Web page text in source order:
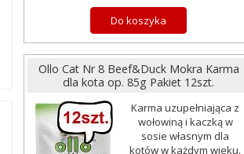
Do koszyka
Ollo Cat Nr 8 Beef&Duck Mokra Karma
dla kota op. 85g Pakiet 12szt.
Karma uzupełniająca z
wołowiną i kaczką w
sosie własnym dla
kotów w każdym wieku.